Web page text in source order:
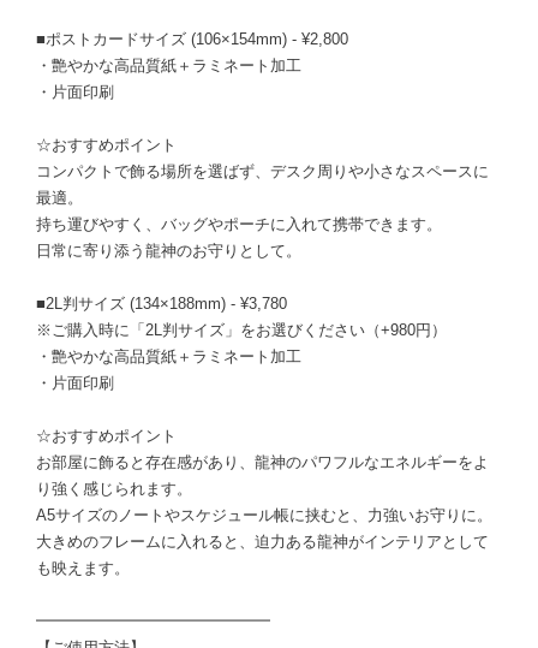
■ポストカードサイズ (106×154mm) - ¥2,800
・艶やかな高品質紙＋ラミネート加工
・片面印刷
☆おすすめポイント
コンパクトで飾る場所を選ばず、デスク周りや小さなスペースに
最適。
持ち運びやすく、バッグやポーチに入れて携帯できます。
日常に寄り添う龍神のお守りとして。
■2L判サイズ (134×188mm) - ¥3,780
※ご購入時に「2L判サイズ」をお選びください（+980円）
・艶やかな高品質紙＋ラミネート加工
・片面印刷
☆おすすめポイント
お部屋に飾ると存在感があり、龍神のパワフルなエネルギーをよ
り強く感じられます。
A5サイズのノートやスケジュール帳に挟むと、力強いお守りに。
大きめのフレームに入れると、迫力ある龍神がインテリアとして
も映えます。
━━━━━━━━━━━━━━━